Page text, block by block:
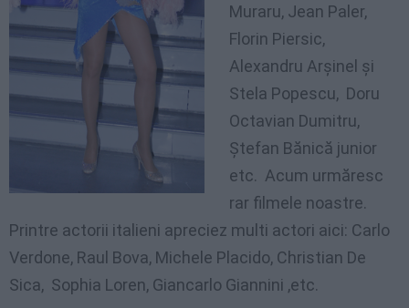
Muraru, Jean Paler,
Florin Piersic,
Alexandru Arşinel şi
Stela Popescu, Doru
Octavian Dumitru,
Ştefan Bănică junior
etc. Acum urmăresc
rar filmele noastre.
Printre actorii italieni apreciez multi actori aici: Carlo
Verdone, Raul Bova, Michele Placido, Christian De
Sica, Sophia Loren, Giancarlo Giannini ,etc.